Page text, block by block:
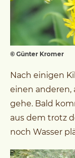
© Günter Kromer
Nach einigen
einen anderen,
gehe. Bald
aus dem trotz
noch Wasser